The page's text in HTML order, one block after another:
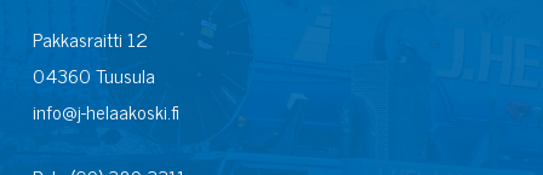
Pakkasraitti 12
04360 Tuusula
info@j-helaakoski.fi